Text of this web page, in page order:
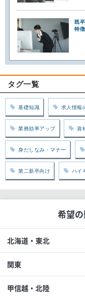
既
特徴
タグ一覧
基礎知識 求人情報
業務効率アップ 資
身だしなみ・マナー
第二新卒向け ハイ
希望
北海道・東北
関東
甲信越・北陸